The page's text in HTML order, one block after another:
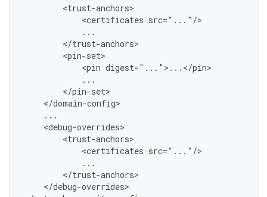
<certificates
<pin
<certificates
</debug-overrides>